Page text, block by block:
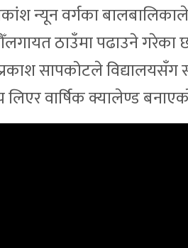
न्यून वर्गका
ठाउँमा पढाउने गरेका
सापकोटले
वार्षिक क्यालेण्ड